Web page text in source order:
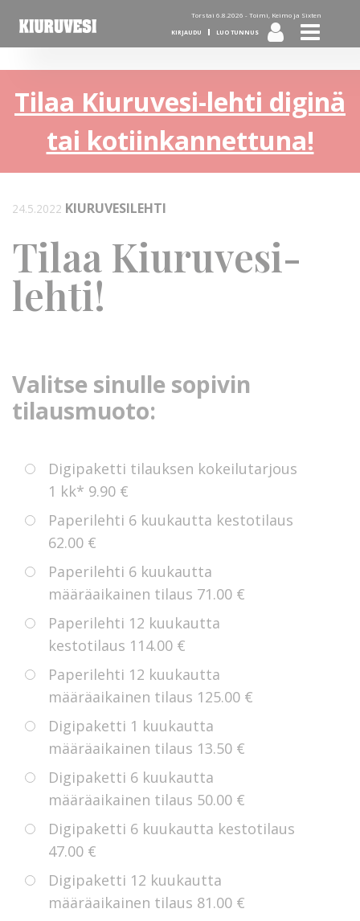
Torstai 6.8.2026 - Toimi, Keimo ja Sixten
KIRJAUDU LUO TUNNUS
Tilaa Kiuruvesi-lehti diginä
tai kotiinkannettuna!
24.5.2022 KIURUVESILEHTI
Tilaa Kiuruvesi-
lehti!
Valitse sinulle sopivin
tilausmuoto:
Digipaketti tilauksen kokeilutarjous
1 kk* 9.90 €
Paperilehti 6 kuukautta kestotilaus
62.00 €
Paperilehti 6 kuukautta
määräaikainen tilaus 71.00 €
Paperilehti 12 kuukautta
kestotilaus 114.00 €
Paperilehti 12 kuukautta
määräaikainen tilaus 125.00 €
Digipaketti 1 kuukautta
määräaikainen tilaus 13.50 €
Digipaketti 6 kuukautta
määräaikainen tilaus 50.00 €
Digipaketti 6 kuukautta kestotilaus
47.00 €
Digipaketti 12 kuukautta
määräaikainen tilaus 81.00 €